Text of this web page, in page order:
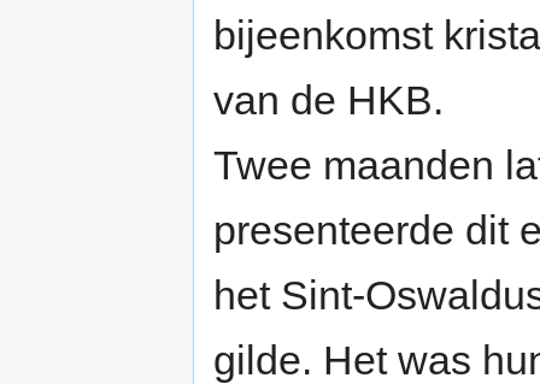
bijeenkomst
van de HKB.
Twee maanden
presenteerde dit
het Sint-
gilde. Het was